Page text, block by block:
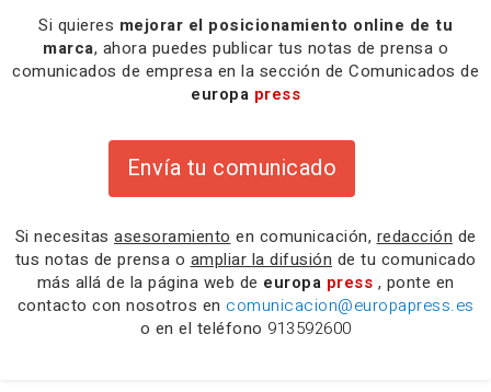
Si quieres mejorar el posicionamiento online de tu
marca, ahora puedes publicar tus notas de prensa o
comunicados de empresa en la sección de Comunicados de
europa press
Envía tu comunicado
Si necesitas asesoramiento en comunicación, redacción de
tus notas de prensa o ampliar la difusión de tu comunicado
más allá de la página web de europa press , ponte en
contacto con nosotros en comunicacion@europapress.es
o en el teléfono 913592600